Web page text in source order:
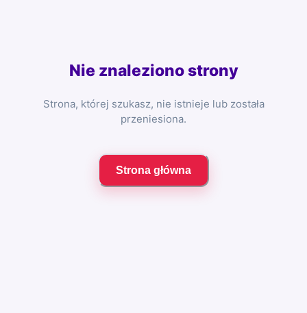
Nie znaleziono strony
Strona, której szukasz, nie istnieje lub została
przeniesiona.
Strona główna